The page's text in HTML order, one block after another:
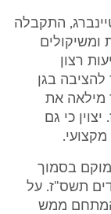
התקבלה
רצון
בגן
מילאה את
כי גם
בסמוך
תשס"ז. על
המתחם ממש